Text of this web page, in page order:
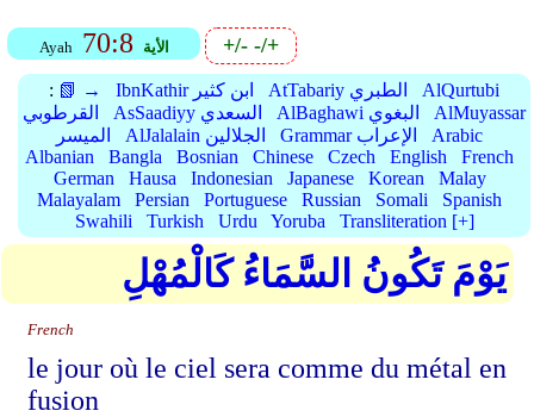
Ayah 70:8 الأية +/--/+
: 📗 → IbnKathir ابن كثير AtTabariy الطبري
AlQurtubi
القرطوبي
AsSaadiyy السعدي AlBaghawi البغوي
AlMuyassar
الميسر
AlJalalain الجلالين Grammar الإعراب
Arabic
Albanian
Bangla Bosnian Chinese Czech English
French
German
Hausa Indonesian Japanese Korean
Malay
Malayalam
Persian Portuguese Russian Somali
Spanish
Swahili
Turkish Urdu Yoruba Transliteration [+]
يَوْمَ تَكُونُ السَّمَاءُ كَالْمُهْلِ
French
le jour où le ciel sera comme du métal en
fusion